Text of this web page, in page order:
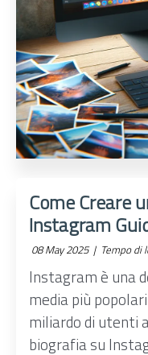
Come Creare
Instagram
08 May 2025 | Tempo di
Instagram è una
media più
miliardo di utenti
biografia su